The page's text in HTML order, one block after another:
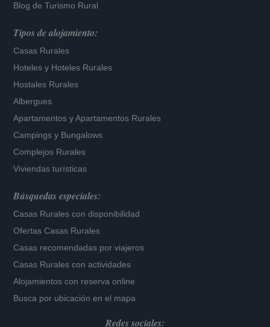
Blog de Turismo Rural
Tipos de alojamiento:
Casas Rurales
Hoteles y Hoteles Rurales
Hostales Rurales
Albergues
Apartamentos yApartamentos Rurales
Campings y Bungalows
Complejos Rurales
Viviendas turísticas
Búsquedas especiales:
Casas Rurales con disponibilidad
Ofertas Casas Rurales
Casas recomendadas por viajeros
Casas Rurales con actividades
Alojamientos con reserva online
Busca por ubicación en el mapa
Redes sociales: